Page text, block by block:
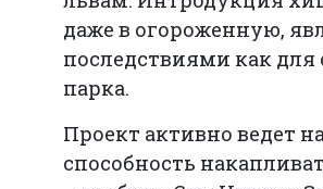
даже в огороженную,
последствиями как
парка.
Проект активно ведет
способность